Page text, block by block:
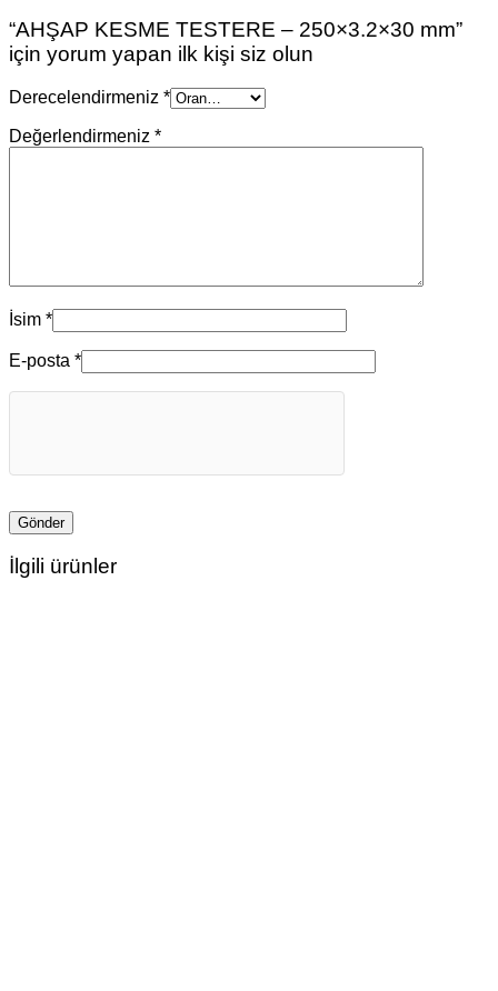
“AHŞAP KESME TESTERE – 250×3.2×30 mm”
için yorum yapan ilk kişi siz olun
Derecelendirmeniz *
Değerlendirmeniz *
İsim *
E-posta *
İlgili ürünler